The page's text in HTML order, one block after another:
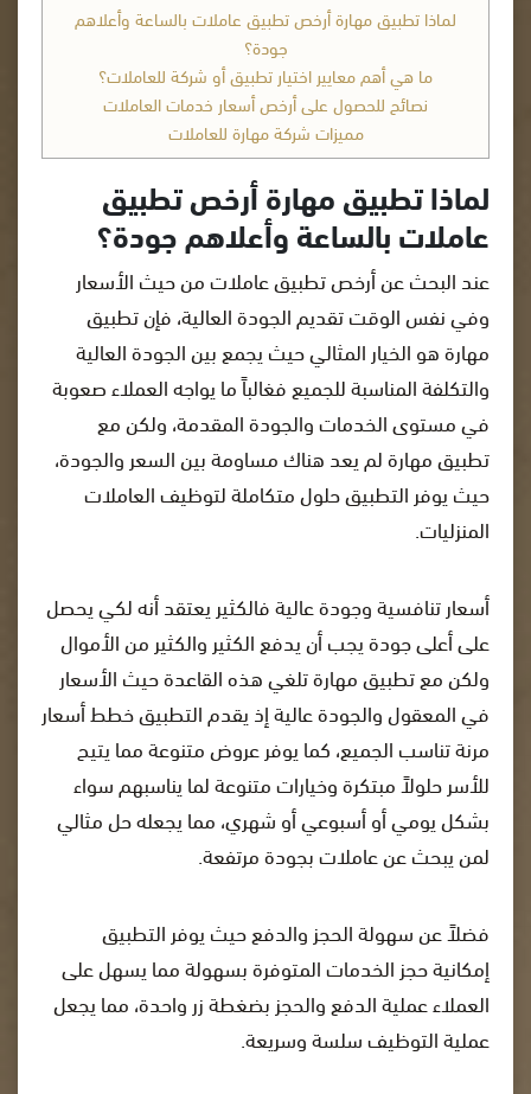
لماذا تطبيق مهارة أرخص تطبيق عاملات بالساعة وأعلاهم
جودة؟
ما هي أهم معايير اختيار تطبيق أو شركة للعاملات؟
نصائح للحصول على أرخص أسعار خدمات العاملات
مميزات شركة مهارة للعاملات
لماذا تطبيق مهارة أرخص تطبيق
عاملات بالساعة وأعلاهم جودة؟
عند البحث عن أرخص تطبيق عاملات من حيث الأسعار
وفي نفس الوقت تقديم الجودة العالية، فإن تطبيق
مهارة هو الخيار المثالي حيث يجمع بين الجودة العالية
والتكلفة المناسبة للجميع فغالباً ما يواجه العملاء صعوبة
في مستوى الخدمات والجودة المقدمة، ولكن مع
تطبيق مهارة لم يعد هناك مساومة بين السعر والجودة،
حيث يوفر التطبيق حلول متكاملة لتوظيف العاملات
المنزليات.
أسعار تنافسية وجودة عالية فالكثير يعتقد أنه لكي يحصل
على أعلى جودة يجب أن يدفع الكثير والكثير من الأموال
ولكن مع تطبيق مهارة تلغي هذه القاعدة حيث الأسعار
في المعقول والجودة عالية إذ يقدم التطبيق خطط أسعار
مرنة تناسب الجميع، كما يوفر عروض متنوعة مما يتيح
للأسر حلولاً مبتكرة وخيارات متنوعة لما يناسبهم سواء
بشكل يومي أو أسبوعي أو شهري، مما يجعله حل مثالي
لمن يبحث عن عاملات بجودة مرتفعة.
فضلاً عن سهولة الحجز والدفع حيث يوفر التطبيق
إمكانية حجز الخدمات المتوفرة بسهولة مما يسهل على
العملاء عملية الدفع والحجز بضغطة زر واحدة، مما يجعل
عملية التوظيف سلسة وسريعة.